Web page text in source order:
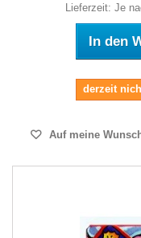
Lieferzeit: Je
In den
derzeit
Auf meine